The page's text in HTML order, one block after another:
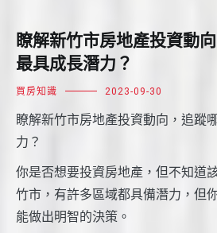
瞭解新竹市房地產投資動
最具成長潛力？
買房知識 2023-09-30
瞭解新竹市房地產投資動向，追蹤
力？
你是否想要投資房地產，但不知道
竹市，有許多區域都具備潛力，但
能做出明智的決策。